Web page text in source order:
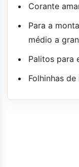
Corante
Para a
médio a
Palitos para
Folhinhas